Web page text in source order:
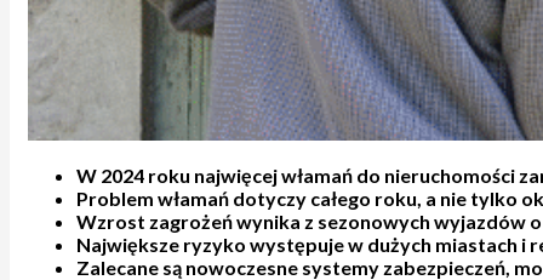
W 2024 roku najwięcej włamań do nieruchomości
Problem włamań dotyczy całego roku, a nie tylko
Wzrost zagrożeń wynika z sezonowych wyjazdów
Największe ryzyko występuje w dużych miastach i
Zalecane są nowoczesne systemy zabezpieczeń,